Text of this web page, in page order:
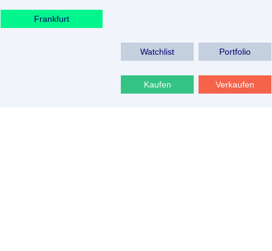
Frankfurt
Watchlist Portfolio
Kaufen Verkaufen